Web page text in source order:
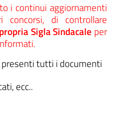
i continui aggiornamenti
di controllare
Sigla Sindacale per
tutti i documenti
ecc..